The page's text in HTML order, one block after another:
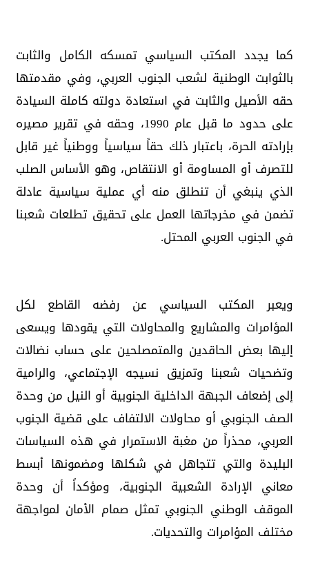
كما يجدد المكتب السياسي تمسكه الكامل والثابت
بالثوابت الوطنية لشعب الجنوب العربي، وفي مقدمتها
حقه الأصيل والثابت في استعادة دولته كاملة السيادة
على حدود ما قبل عام 1990، وحقه في تقرير مصيره
بإرادته الحرة، باعتبار ذلك حقاً سياسياً ووطنياً غير قابل
للتصرف أو المساومة أو الانتقاص، وهو الأساس الصلب
الذي ينبغي أن تنطلق منه أي عملية سياسية عادلة
تضمن في مخرجاتها العمل على تحقيق تطلعات شعبنا
في الجنوب العربي المحتل.
ويعبر المكتب السياسي عن رفضه القاطع لكل
المؤامرات والمشاريع والمحاولات التي يقودها ويسعى
إليها بعض الحاقدين والمتمصلحين على حساب نضالات
وتضحيات شعبنا وتمزيق نسيجه الإجتماعي، والرامية
إلى إضعاف الجبهة الداخلية الجنوبية أو النيل من وحدة
الصف الجنوبي أو محاولات الالتفاف على قضية الجنوب
العربي، محذراً من مغبة الاستمرار في هذه السياسات
البليدة والتي تتجاهل في شكلها ومضمونها أبسط
معاني الإرادة الشعبية الجنوبية، ومؤكداً أن وحدة
الموقف الوطني الجنوبي تمثل صمام الأمان لمواجهة
مختلف المؤامرات والتحديات.